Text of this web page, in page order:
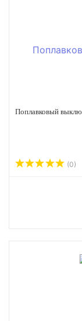
Поплавковый
(0)